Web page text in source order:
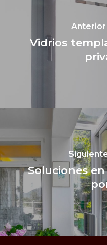
Anterior
Vidrios
Soluciones